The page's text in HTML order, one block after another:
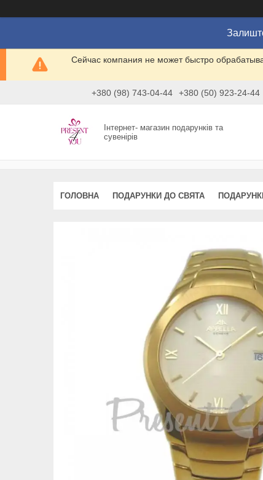
Сейчас компания не может быстро
+380 (98) 743-04-44 +380 (50) 923-24-44
Інтернет- магазин подарунків та
сувенірів
ГОЛОВНА ПОДАРУНКИ ДО СВЯТА